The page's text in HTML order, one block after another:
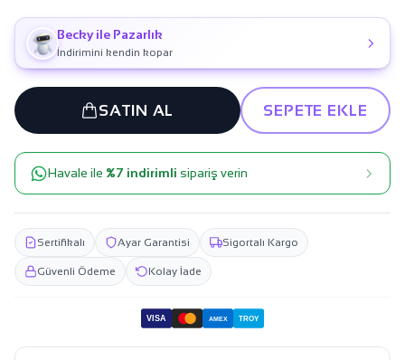
Becky ile Pazarlık
İndirimini kendin kopar
SATIN AL SEPETE EKLE
Havale ile %7 indirimli sipariş verin
Sertifikalı Ayar Garantisi Sigortalı Kargo
Güvenli Ödeme Kolay İade
VISA AMEX TROY